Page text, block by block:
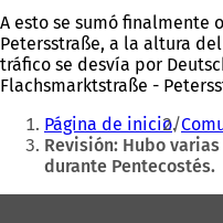
A esto se sumó finalmente
Petersstraße, a la altura
tráfico se desvía por
Flachsmarktstraße -
Estás
aquí:
Página de inicio
Revisión: Hubo
durante Pentecostés.